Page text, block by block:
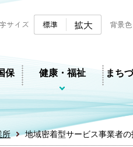
サイズ 標準 拡大 背景色
保 健康・福祉 まち
所 地域密着型サービス事業者